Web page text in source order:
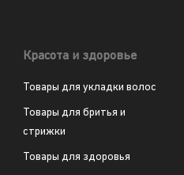
Красота и здоровье
Товары для укладки волос
Товары для бритья и
стрижки
Товары для здоровья